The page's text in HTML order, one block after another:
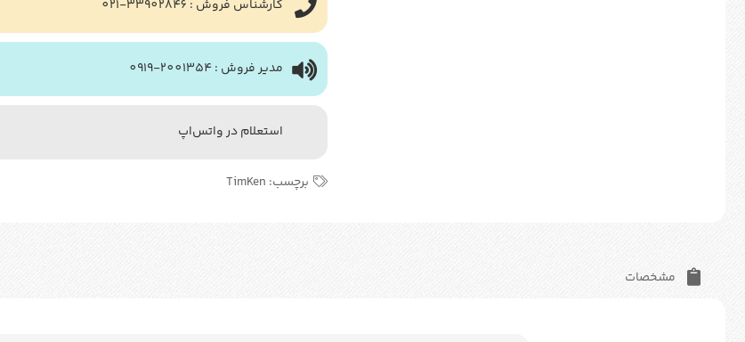
کارشناس فروش : 33902846-021
مدیر فروش : 2001354-0919
استعلام در واتس‌اپ
برچسب: TimKen
مشخصات